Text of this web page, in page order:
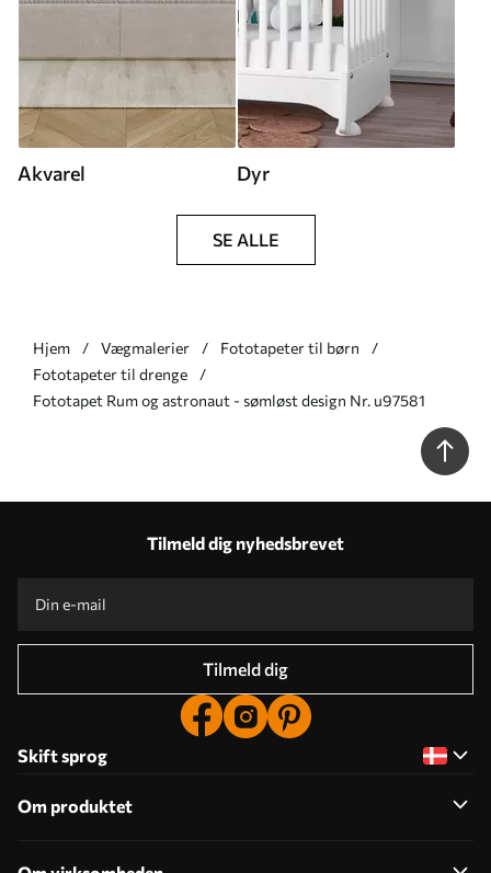
Akvarel Dyr
SE ALLE
Hjem Vægmalerier
Fototapeter til børn
Fototapeter til drenge
Fototapet Rum og astronaut - sømløst design Nr. u97581
Tilmeld dig nyhedsbrevet
Tilmeld dig
Skift sprog
Om produktet